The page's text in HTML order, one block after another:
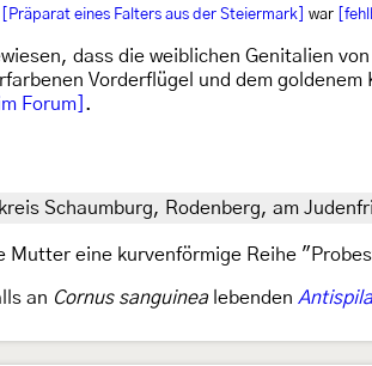
[Präparat eines Falters aus der Steiermark] war
dass die weiblichen Genitalien von
Vorderflügel und dem
Forum] .
Schaumburg, Rodenberg, am
Mutter eine kurvenförmige Reihe
an Cornus sanguinealebenden